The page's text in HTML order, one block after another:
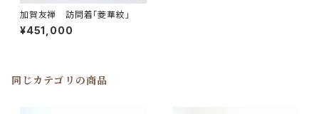
加賀友禅 訪問着「菱華紋」
¥451,000
同じカテゴリの商品